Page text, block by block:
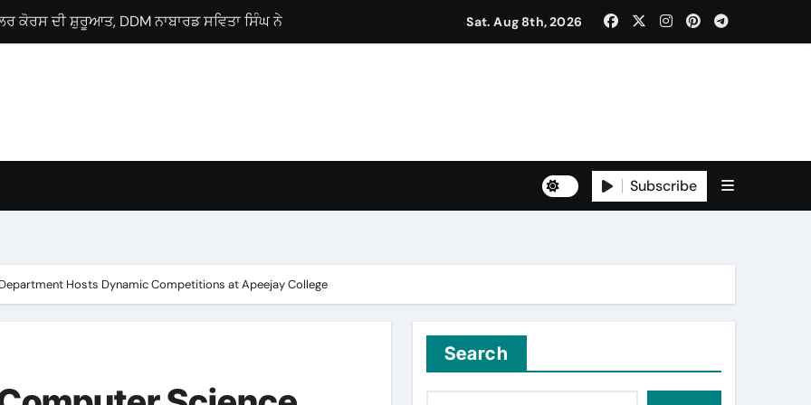
ਸਿੰਘ ਸਿੰਗੜੀਵਾਲਾ ਨੂੰ ਵਿਧਾਨ ਸਭਾ ਹਲਕਾ ਗੜਸ਼ੰਕਰ ਤੋਂ ਉਮੀਦਵਾਰ ਐਲਾਨਿਆ
Sat. Aug 8th, 2026
Subscribe
Hosts Dynamic Competitions at Apeejay College
Search